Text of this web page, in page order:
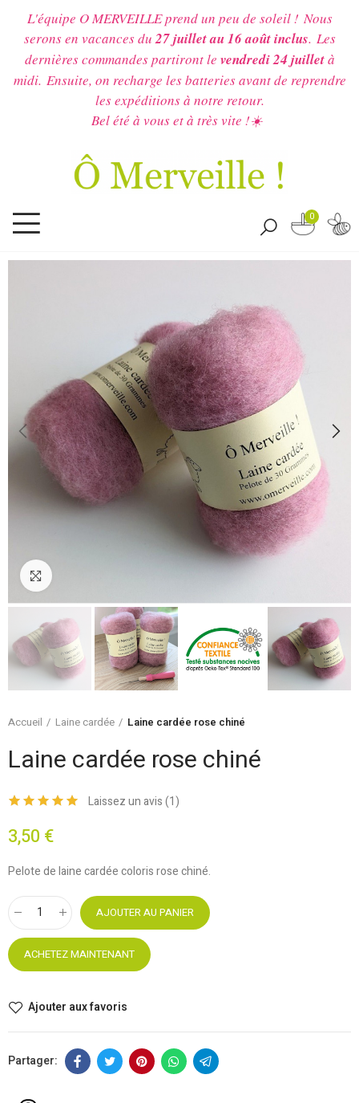
L'équipe O MERVEILLE prend un peu de soleil ! Nous
serons en vacances du27 juillet au 16 août inclus. Les
dernières commandes partiront le vendredi 24 juilletà
midi. Ensuite, on recharge les batteries avant de reprendre
les expéditions à notre retour.
Bel été à vous et à très vite !☀️
0
Accueil Laine cardée Laine cardée rose chiné
Laine cardée rose chiné
Laissez un avis (1)
3,50 €
Pelote de laine cardée coloris rose chiné.
AJOUTER AU PANIER
ACHETEZ MAINTENANT
Ajouter aux favoris